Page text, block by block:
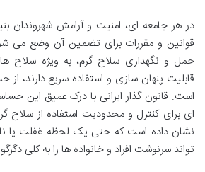
در هر جامعه ای، امنیت و آرامش شهروندان
قوانین و مقررات برای تضمین آن وضع می
حمل و نگهداری سلاح گرم، به ویژه سلاح
قابلیت پنهان سازی و استفاده سریع دارند، از
است. قانون گذار ایرانی با درک عمیق این
ای برای کنترل و محدودیت استفاده از سلاح
نشان داده است که حتی یک لحظه غفلت یا
تواند سرنوشت افراد و خانواده ها را به کلی